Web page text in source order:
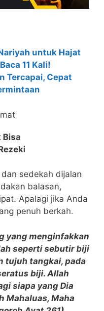
untuk Hajat
11 Kali!
Tercapai, Cepat
Bisa
sedekah dijalan
balasan,
Apalagi jika Anda
penuh berkah.
yang menginfakkan
seperti sebutir biji
tujuh tangkai, pada
biji. Allah
siapa yang Dia
Mahaluas, Maha